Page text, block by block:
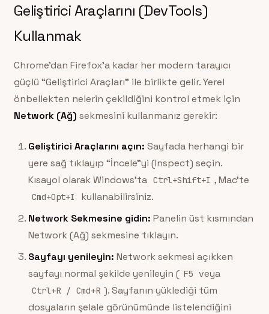
Geliştirici Araçlarını (DevTools)
Kullanmak
Chrome’dan Firefox’a kadar her modern tarayıcı
güçlü “Geliştirici Araçları” ile birlikte gelir. Yerel
önbellekten nelerin çekildiğini kontrol etmek için
Network (Ağ) sekmesini kullanmanız gerekir:
Geliştirici Araçlarını açın: Sayfada herhangi bir
yere sağ tıklayıp “İncele”yi (Inspect) seçin.
Kısayol olarak Windows’ta Ctrl+Shift+I , Mac’te
Cmd+Opt+I
kullanabilirsiniz.
Network Sekmesine gidin: Panelin üst kısmından
Network (Ağ) sekmesine tıklayın.
Sayfayı yenileyin: Network sekmesi açıkken
sayfayı normal şekilde yenileyin ( F5 veya
Ctrl+R / Cmd+R ). Sayfanın yüklediği tüm
dosyaların şelale görünümünde listelendiğini